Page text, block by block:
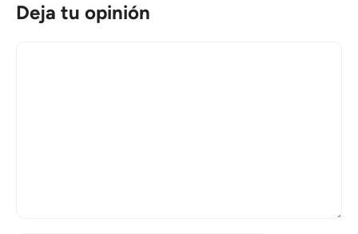
Deja tu opinión